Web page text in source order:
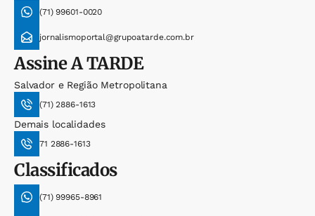
(71) 99601-0020
jornalismoportal@grupoatarde.com.br
AssineA TARDE
Salvador e Região Metropolitana
(71) 2886-1613
Demais localidades
71 2886-1613
Classificados
(71) 99965-8961